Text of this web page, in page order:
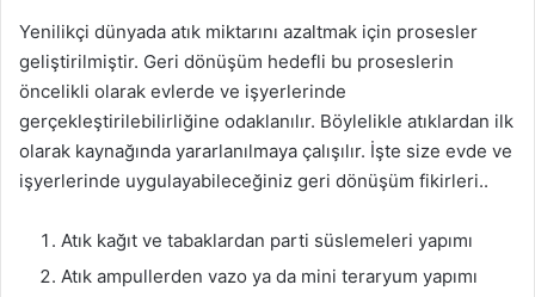
Yenilikçi dünyada atık miktarını azaltmak için prosesler
geliştirilmiştir. Geri dönüşüm hedefli bu proseslerin
öncelikli olarak evlerde ve işyerlerinde
gerçekleştirilebilirliğine odaklanılır. Böylelikle atıklardan ilk
olarak kaynağında yararlanılmaya çalışılır. İşte size evde ve
işyerlerinde uygulayabileceğiniz geri dönüşüm fikirleri..
Atık kağıt ve tabaklardan parti süslemeleri yapımı
Atık ampullerden vazo ya da mini teraryum yapımı